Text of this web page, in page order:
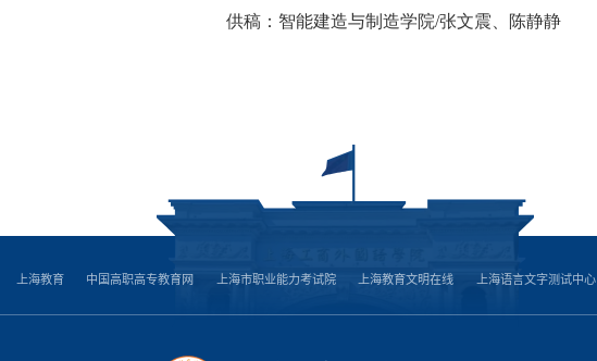
供稿：智能建造与制造学院/张文震、陈静静
上海教育 中国高职高专教育网 上海市职业能力考试院 上海教育文明在线 上海语言文字测试中心